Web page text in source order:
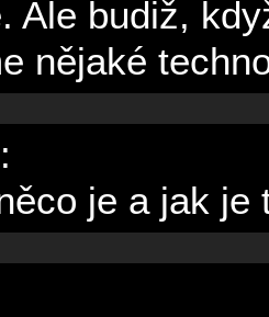
Ale budiž,
nějaké
je a jak je